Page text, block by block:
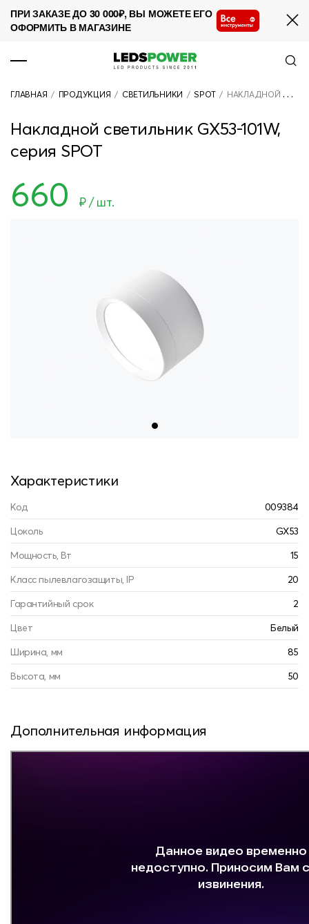
ПРИ ЗАКАЗЕ ДО 30 000₽, ВЫ МОЖЕТЕ ЕГО
ОФОРМИТЬ В МАГАЗИНЕ
О КОМПАНИИ
СОТРУДНИЧЕСТВО
НОВОСТИ
ПРОЕКТЫ
ГЛАВНАЯ / ПРОДУКЦИЯ / СВЕТИЛЬНИКИ / SPOT / НАКЛАДНОЙ СВЕТИЛЬНИК GX53-101W, СЕРИЯ SPOT
Накладной светильник GX53-101W,
серия SPOT
660 ₽ / шт.
Характеристики
Код
009384
Цоколь
GX53
Мощность, Вт
15
Класс пылевлагозащиты, IP
20
Гарантийный срок
2
Цвет
Белый
Ширина, мм
85
Высота, мм
50
Дополнительная информация